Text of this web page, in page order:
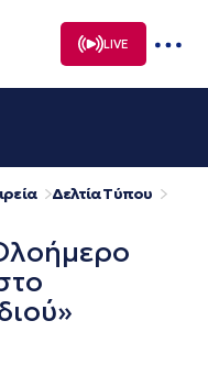
LIVE
Δελτία Τύπου